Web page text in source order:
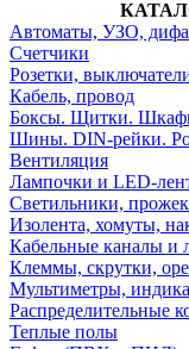
Автоматы, УЗО,
Счетчики
Розетки,
Кабель, провод
Боксы. Щитки.
Шины. DIN-рейки.
Вентиляция
Лампочки и LED-
Светильники,
Изолента, хомуты,
Кабельные каналы и
Клеммы, скрутки,
Мультиметры,
Распределительные
Теплые полы